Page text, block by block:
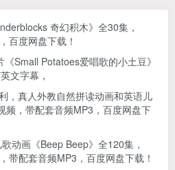
奇幻积木》全30集，
百度网盘下载！
Small Potatoes爱唱歌的小土豆》
文字幕，
，真人外教自然拼读动画和英语儿
频，带配套音频MP3，百度网盘下
动画《Beep Beep》全120集，
带配套音频MP3，百度网盘下载！